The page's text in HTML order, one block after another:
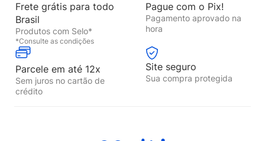
Frete grátis para todo
Brasil
Produtos com Selo*
*Consulte as condições
Pague com o Pix!
Pagamento aprovado na
hora
Parcele em até 12x
Sem juros no cartão de
crédito
Site seguro
Sua compra protegida